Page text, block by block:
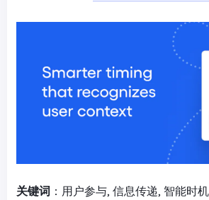
关键词 ：用户参与, 信息传递, 智能时